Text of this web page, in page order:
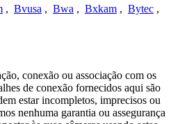
, Bvusa , Bwa , Bxkam , Bytec ,
conexão ou associação com os
de conexão fornecidos aqui são
estar incompletos, imprecisos ou
nenhuma garantia ou assegurança